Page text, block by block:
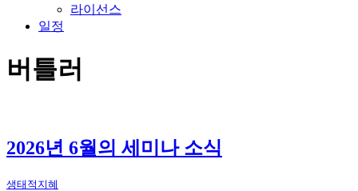
라이선스
일정
버틀러
2026년 6월의 세미나 소식
생태적지혜